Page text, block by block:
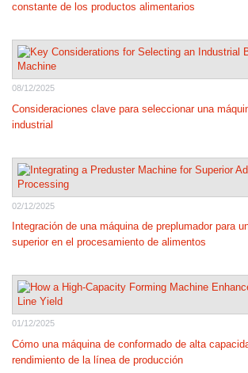
constante de los productos alimentarios
08/12/2025
Consideraciones clave para seleccionar una
industrial
02/12/2025
Integración de una máquina de preplumador para
superior en el procesamiento de alimentos
01/12/2025
Cómo una máquina de conformado de alta
rendimiento de la línea de producción